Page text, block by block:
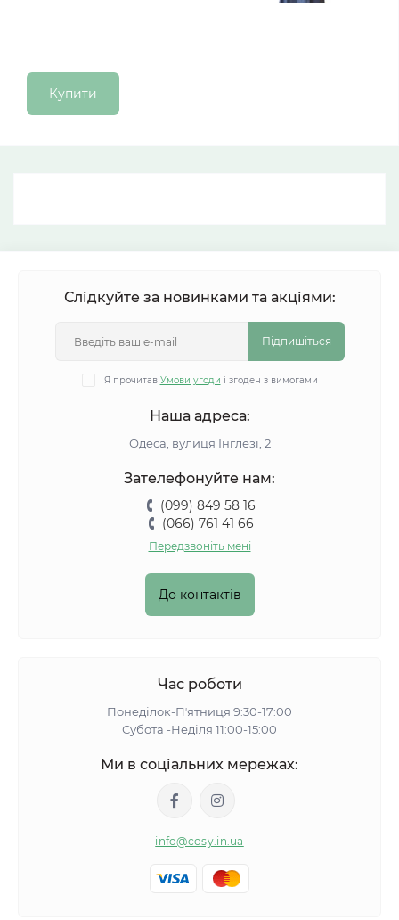
Купити
Слідкуйте за новинками та акціями:
Підпишіться
Я прочитав Умови угоди і згоден з вимогами
Наша адреса:
Одеса, вулиця Інглезі, 2
Зателефонуйте нам:
(099) 849 58 16
(066) 761 41 66
Передзвоніть мені
До контактів
Час роботи
Понеділок-Пʼятниця 9:30-17:00
Субота -Неділя 11:00-15:00
Ми в соціальних мережах:
info@cosy.in.ua